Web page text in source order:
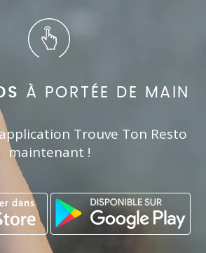
À PORTÉE DE MAIN
Trouve Ton Resto
maintenant !